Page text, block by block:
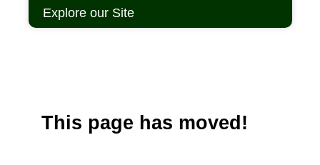
Explore our Site
This page has moved!